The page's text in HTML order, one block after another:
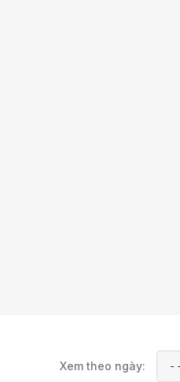
Xem theo ngày: